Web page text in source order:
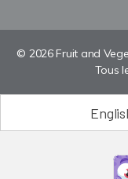
© 2026 Fruit and
Tous